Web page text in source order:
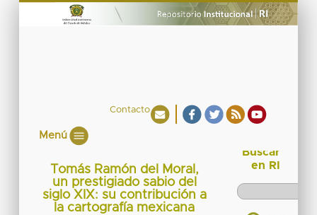
Contacto
Menú
Tomás Ramón del Moral,
un prestigiado sabio del
siglo XIX: su contribución a
la cartografía mexicana
Buscar
en RI